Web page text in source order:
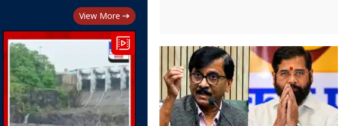
View More